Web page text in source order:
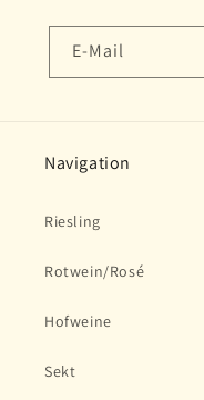
E-Mail
Navigation
Riesling
Rotwein/Rosé
Hofweine
Sekt